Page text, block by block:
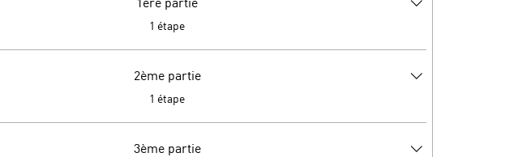
1 étape
2ème partie
1 étape
3ème partie